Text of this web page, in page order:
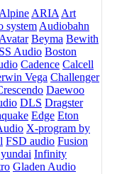
Alpine ARIA Art
system Audiobahn
Avatar Beyma Bewith
Audio Boston
Cadence Calcell
Vega Challenger
Daewoo
DLS Dragster
Edge Eton
X-program by
FSD audio Fusion
Infinity
Gladen Audio